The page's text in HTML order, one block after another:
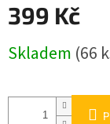
399 Kč
cena:
Skladem (66